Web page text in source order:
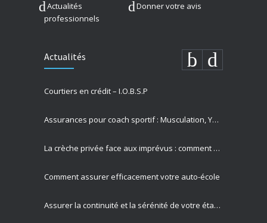
Actualités
professionnels
Donner votre avis
Actualités
Courtiers en crédit – I.O.B.S.P
Assurances pour coach sportif : Musculation, Yoga et Équitation
La crèche privée face aux imprévus : comment Allianz protège vos missions les plus précieuses
Comment assurer efficacement votre auto-école
Assurer la continuité et la sérénité de votre établissement privé